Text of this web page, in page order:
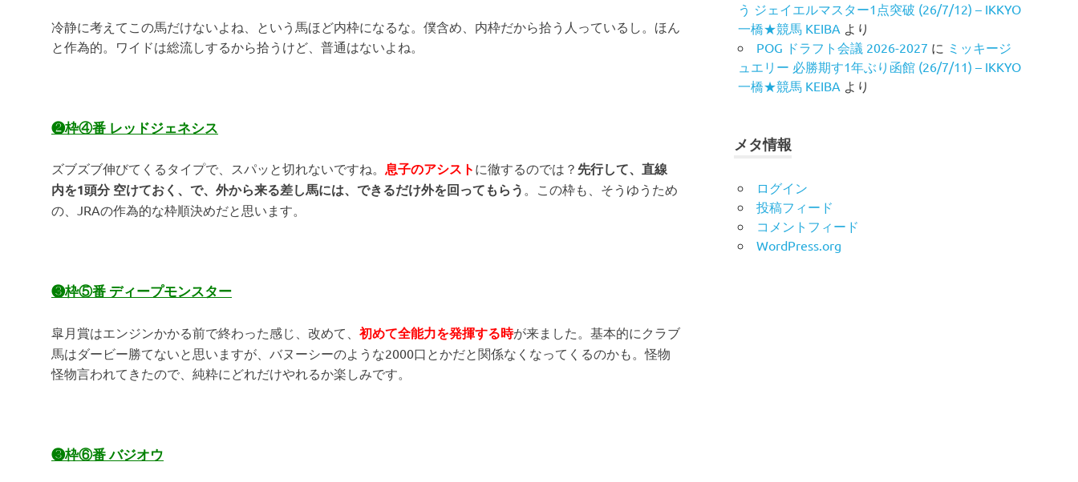
冷静に考えてこの馬だけないよね、という馬ほど内枠になるな。僕含め、内枠だから拾う人っているし。ほん
と作為的。ワイドは総流しするから拾うけど、普通はないよね。
❷枠④番 レッドジェネシス
ズブズブ伸びてくるタイプで、スパッと切れないですね。 息子のアシスト に徹するのでは？ 先行して、直線
内を1頭分 空けておく、で、外から来る差し馬には、できるだけ外を回ってもらう 。この枠も、そうゆうため
の、JRAの作為的な枠順決めだと思います。
❸枠⑤番 ディープモンスター
皐月賞はエンジンかかる前で終わった感じ、改めて、 初めて全能力を発揮する時が来ました。基本的にクラブ
馬はダービー勝てないと思いますが、バヌーシーのような2000口とかだと関係なくなってくるのかも。怪物
怪物言われてきたので、純粋にどれだけやれるか楽しみです。
❸枠⑥番 バジオウ
う ジェイエルマスター1点突破 (26/7/12) – IKKYO
一橋★競馬 KEIBA より
POG ドラフト会議 2026-2027 に ミッキージ
ュエリー 必勝期す1年ぶり函館 (26/7/11) – IKKYO
一橋★競馬 KEIBA より
メタ情報
ログイン
投稿フィード
コメントフィード
WordPress.org